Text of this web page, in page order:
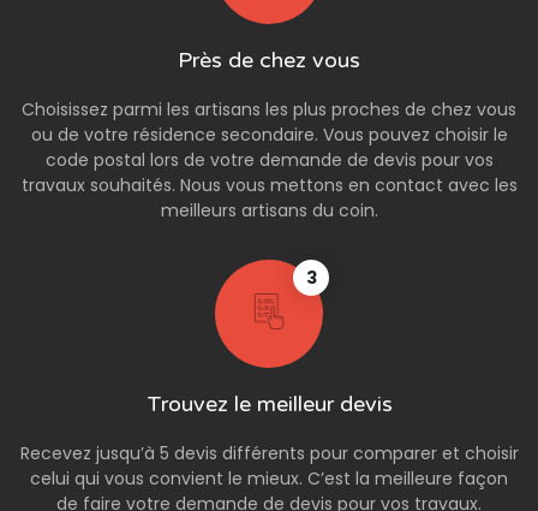
Près de chez vous
Choisissez parmi les artisans les plus proches de chez vous
ou de votre résidence secondaire. Vous pouvez choisir le
code postal lors de votre demande de devis pour vos
travaux souhaités. Nous vous mettons en contact avec les
meilleurs artisans du coin.
3
Trouvez le meilleur devis
Recevez jusqu’à 5 devis différents pour comparer et choisir
celui qui vous convient le mieux. C’est la meilleure façon
de faire votre demande de devis pour vos travaux.